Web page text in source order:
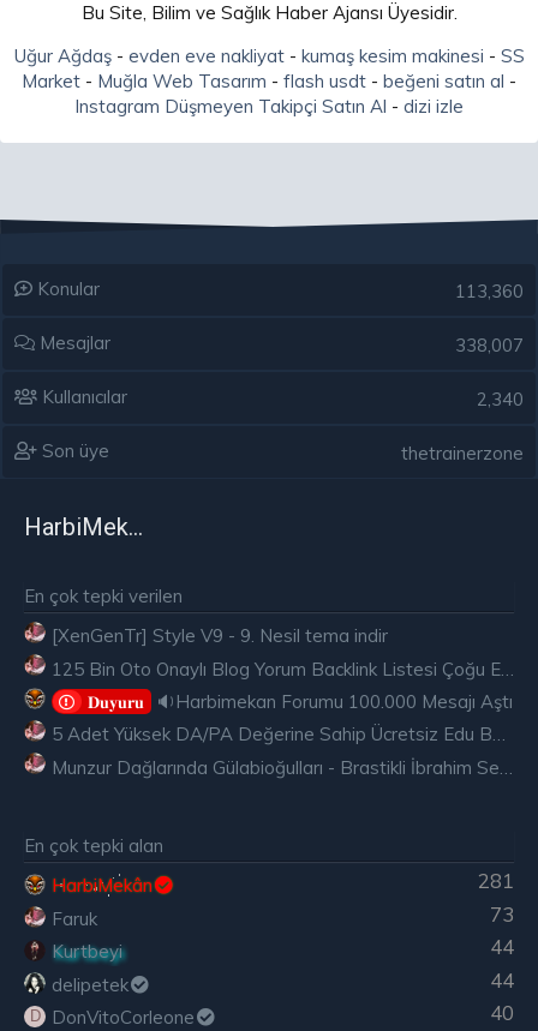
Bu Site, Bilim ve Sağlık Haber Ajansı Üyesidir.
Uğur Ağdaş- evden eve nakliyat- kumaş kesim makinesi - SS
Market - Muğla Web Tasarım - flash usdt - beğeni satın al -
Instagram Düşmeyen Takipçi Satın Al - dizi izle
Konular 113,360
Mesajlar 338,007
Kullanıcılar 2,340
Son üye thetrainerzone
HarbiMekân
En çok tepki verilen
[XenGenTr] Style V9 - 9. Nesil tema indir
𝐃𝐮𝐲𝐮𝐫𝐮
🔉Harbimekan Forumu 100.000 Mesajı Aştı
5 Adet Yüksek DA/PA Değerine Sahip Ücretsiz Edu Backlink
En çok tepki alan
281
HarbiMekân
73
Faruk
44
Kurtbeyi
44
delipetek
D 40
DonVitoCorleone